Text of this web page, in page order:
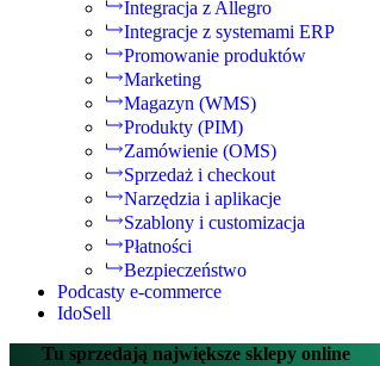
Integracja z Allegro
Integracje z systemami ERP
Promowanie produktów
Marketing
Magazyn (WMS)
Produkty (PIM)
Zamówienie (OMS)
Sprzedaż i checkout
Narzędzia i aplikacje
Szablony i customizacja
Płatności
Bezpieczeństwo
Podcasty e-commerce
IdoSell
Tu sprzedają największe sklepy online